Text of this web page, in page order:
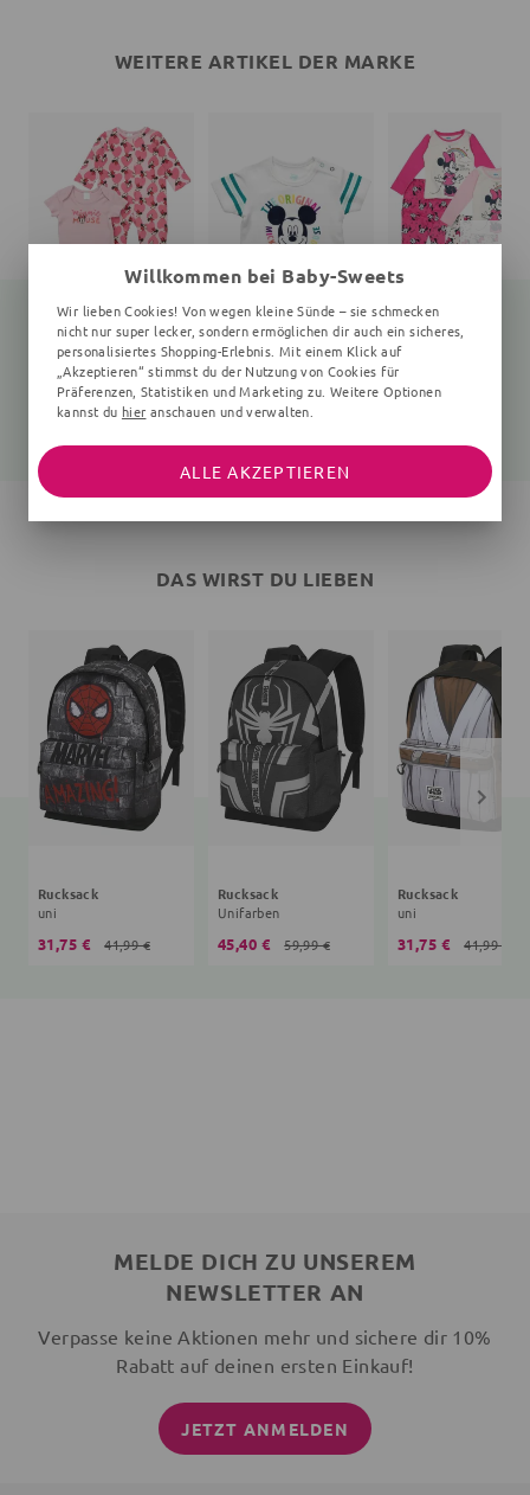
WEITERE ARTIKEL DER MARKE
Set Minnie Mouse
3 Teile, Herz, rosa
T-Shirt Mickey Mouse
weiß
2 Teile
DAS WIRST DU LIEBEN
Rucksack
uni
31,75 € 41,99 €
Rucksack
Unifarben
45,40 € 59,99 €
Rucksack
uni
31,75 € 41,99 €
MELDE DICH ZU UNSEREM
NEWSLETTER AN
Verpasse keine Aktionen mehr und sichere dir 10%
Rabatt auf deinen ersten Einkauf!
JETZT ANMELDEN
Willkommen bei Baby-Sweets
Wir lieben Cookies! Von wegen kleine Sünde – sie schmecken
nicht nur super lecker, sondern ermöglichen dir auch ein sicheres,
personalisiertes Shopping-Erlebnis. Mit einem Klick auf
„Akzeptieren“ stimmst du der Nutzung von Cookies für
Präferenzen, Statistiken und Marketing zu. Weitere Optionen
kannst du hier anschauen und verwalten.
ALLE AKZEPTIEREN